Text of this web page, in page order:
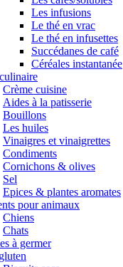
Les infusions
Le thé en vrac
Le thé en infusettes
Succédanes de café
Céréales instantanée
Crème cuisine
Aides à la patisserie
Bouillons
Les huiles
Vinaigres et vinaigrettes
Condiments
Cornichons & olives
Sel
Epices & plantes aromates
pour animaux
Chiens
Chats
à germer